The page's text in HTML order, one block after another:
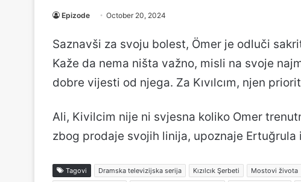
Epizode October 20, 2024
Saznavši za svoju bolest, Ömer je odluči
Kaže da nema ništa važno, misli na svoje
dobre vijesti od njega. Za Kıvılcım, njen
Ali, Kivilcim nije ni svjesna koliko Omer
zbog prodaje svojih linija, upoznaje
Tagovi Dramska televizijska serija Kızılcık Şerbeti Mostovi života